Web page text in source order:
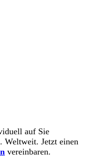
auf Sie
Weltweit. Jetzt einen
vereinbaren.